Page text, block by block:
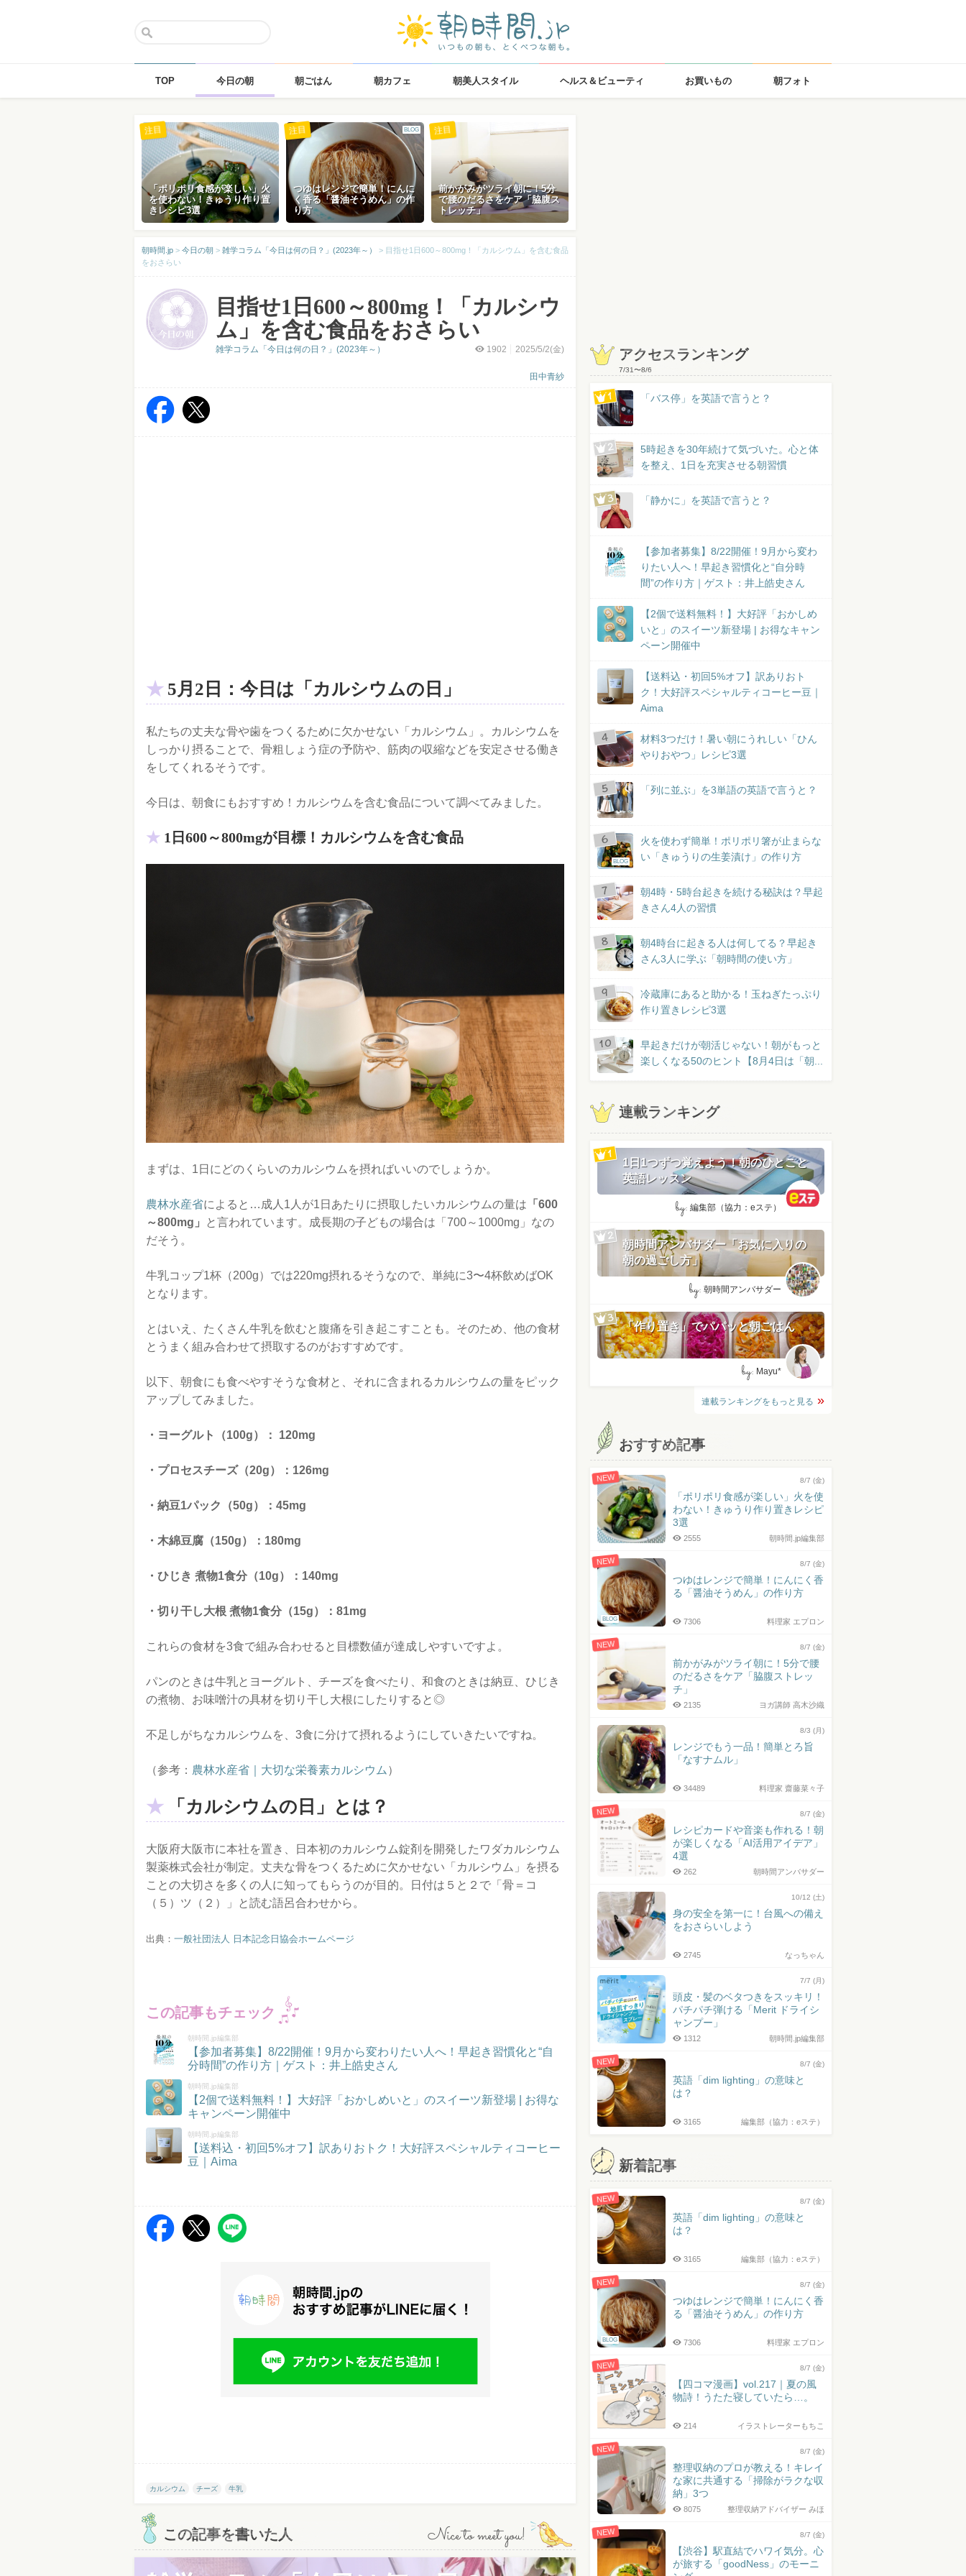
TOP 今日の朝 朝ごはん 朝カフェ 朝美人スタイル ヘルス＆ビューティ お買いもの 朝フォト
「ポリポリ食感が楽しい」火
を使わない！きゅうり作り置
きレシピ3選
注目 BLOG
つゆはレンジで簡単！にんに
く香る「醤油そうめん」の作
り方
注目
前かがみがツライ朝に！5分
で腰のだるさをケア「脇腹ス
トレッチ」
注目
朝時間.jp > 今日の朝 > 雑学コラム「今日は何の日？」(2023年～） > 目指せ1日600～800mg！「カルシウム」を含む食品
をおさらい
目指せ1日600～800mg！「カルシウ
ム」を含む食品をおさらい
1902 2025/5/2(金)
田中青紗
雑学コラム「今日は何の日？」(2023年～）
5月2日：今日は「カルシウムの日」
私たちの丈夫な骨や歯をつくるために欠かせない「カルシウム」。カルシウムを
しっかり摂ることで、骨粗しょう症の予防や、筋肉の収縮などを安定させる働き
をしてくれるそうです。
今日は、朝食にもおすすめ！カルシウムを含む食品について調べてみました。
1日600～800mgが目標！カルシウムを含む食品
まずは、1日にどのくらいのカルシウムを摂ればいいのでしょうか。
農林水産省によると…成人1人が1日あたりに摂取したいカルシウムの量は 「600
～800mg」
と言われています。成長期の子どもの場合は「700～1000mg」なの
だそう。
牛乳コップ1杯（200g）では220mg摂れるそうなので、単純に3〜4杯飲めばOK
となります。
とはいえ、たくさん牛乳を飲むと腹痛を引き起こすことも。そのため、他の食材
とうまく組み合わせて摂取するのがおすすめです。
以下、朝食にも食べやすそうな食材と、それに含まれるカルシウムの量をピック
アップしてみました。
・ヨーグルト（100g）： 120mg
・プロセスチーズ（20g）：126mg
・納豆1パック（50g）：45mg
・木綿豆腐（150g）：180mg
・ひじき 煮物1食分（10g）：140mg
・切り干し大根 煮物1食分（15g）：81mg
これらの食材を3食で組み合わせると目標数値が達成しやすいですよ。
パンのときは牛乳とヨーグルト、チーズを食べたり、和食のときは納豆、ひじき
の煮物、お味噌汁の具材を切り干し大根にしたりすると◎
不足しがちなカルシウムを、3食に分けて摂れるようにしていきたいですね。
（参考： 農林水産省｜大切な栄養素カルシウム ）
「カルシウムの日」とは？
大阪府大阪市に本社を置き、日本初のカルシウム錠剤を開発したワダカルシウム
製薬株式会社が制定。丈夫な骨をつくるために欠かせない「カルシウム」を摂る
ことの大切さを多くの人に知ってもらうのが目的。日付は５と２で「骨＝コ
（５）ツ（２）」と読む語呂合わせから。
出典： 一般社団法人 日本記念日協会ホームページ
この記事もチェック
朝時間.jp編集部
【参加者募集】8/22開催！9月から変わりたい人へ！早起き習慣化と“自
分時間”の作り方｜ゲスト：井上皓史さん
朝時間.jp編集部
【2個で送料無料！】大好評「おかしめいと」のスイーツ新登場 | お得な
キャンペーン開催中
朝時間.jp編集部
【送料込・初回5%オフ】訳ありおトク！大好評スペシャルティコーヒー
豆｜Aima
カルシウム チーズ 牛乳
この記事を書いた人 Nice to meet you!
アクセスランキング
7/31〜8/6
「バス停」を英語で言うと？
5時起きを30年続けて気づいた。心と体
を整え、1日を充実させる朝習慣
「静かに」を英語で言うと？
【参加者募集】8/22開催！9月から変わ
りたい人へ！早起き習慣化と“自分時
間”の作り方｜ゲスト：井上皓史さん
【2個で送料無料！】大好評「おかしめ
いと」のスイーツ新登場 | お得なキャン
ペーン開催中
【送料込・初回5%オフ】訳ありおト
ク！大好評スペシャルティコーヒー豆｜
Aima
材料3つだけ！暑い朝にうれしい「ひん
やりおやつ」レシピ3選
「列に並ぶ」を3単語の英語で言うと？
BLOG
火を使わず簡単！ポリポリ箸が止まらな
い「きゅうりの生姜漬け」の作り方
朝4時・5時台起きを続ける秘訣は？早起
きさん4人の習慣
朝4時台に起きる人は何してる？早起き
さん3人に学ぶ「朝時間の使い方」
冷蔵庫にあると助かる！玉ねぎたっぷり
作り置きレシピ3選
早起きだけが朝活じゃない！朝がもっと
楽しくなる50のヒント【8月4日は「朝...
連載ランキング
1日1つずつ覚えよう！朝のひとこと
英語レッスン
by: 編集部（協力：eステ）
朝時間アンバサダー「お気に入りの
朝の過ごし方」
by: 朝時間アンバサダー
「作り置き」でパパッと朝ごはん
by: Mayu*
連載ランキングをもっと見る
おすすめ記事
NEW 8/7 (金)
「ポリポリ食感が楽しい」火を使
わない！きゅうり作り置きレシピ
3選
朝時間.jp編集部
2555
NEW
BLOG
8/7 (金)
つゆはレンジで簡単！にんにく香
る「醤油そうめん」の作り方
料理家 エプロン
7306
NEW 8/7 (金)
前かがみがツライ朝に！5分で腰
のだるさをケア「脇腹ストレッ
チ」
ヨガ講師 高木沙織
2135
8/3 (月)
レンジでもう一品！簡単とろ旨
「なすナムル」
料理家 齋藤菜々子
34489
NEW 8/7 (金)
レシピカードや音楽も作れる！朝
が楽しくなる「AI活用アイデア」
4選
朝時間アンバサダー
262
10/12 (土)
身の安全を第一に！台風への備え
をおさらいしよう
なっちゃん
2745
7/7 (月)
頭皮・髪のベタつきをスッキリ！
パチパチ弾ける「Merit ドライシ
ャンプー」
朝時間.jp編集部
1312
NEW 8/7 (金)
英語「dim lighting」の意味と
は？
編集部（協力：eステ）
3165
新着記事
NEW 8/7 (金)
英語「dim lighting」の意味と
は？
編集部（協力：eステ）
3165
NEW
BLOG
8/7 (金)
つゆはレンジで簡単！にんにく香
る「醤油そうめん」の作り方
料理家 エプロン
7306
NEW 8/7 (金)
【四コマ漫画】vol.217｜夏の風
物詩！うたた寝していたら…。
イラストレーターもちこ
214
NEW 8/7 (金)
整理収納のプロが教える！キレイ
な家に共通する「掃除がラクな収
納」3つ
整理収納アドバイザー みほ
8075
NEW 8/7 (金)
【渋谷】駅直結でハワイ気分。心
が旅する「goodNess」のモーニ